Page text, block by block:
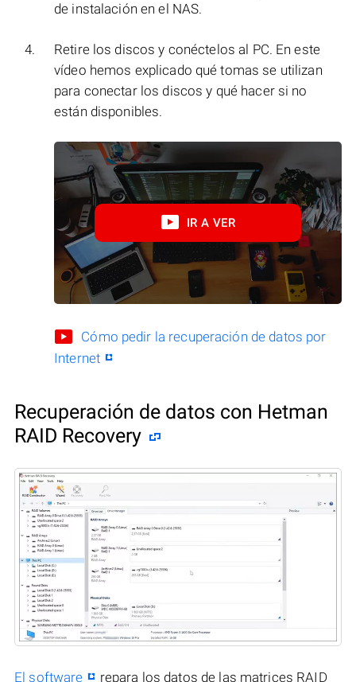
de instalación en el NAS.
Retire los discos y conéctelos al PC. En este
vídeo hemos explicado qué tomas se utilizan
para conectar los discos y qué hacer si no
están disponibles.
IR A VER
Cómo pedir la recuperación de datos por
Internet
Recuperación de datos con Hetman
RAID Recovery
El software
repara los datos de las matrices RAID